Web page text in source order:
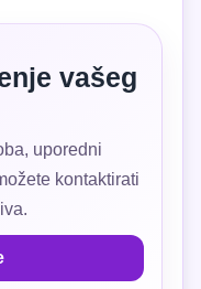
vašeg
uporedni
kontaktirati